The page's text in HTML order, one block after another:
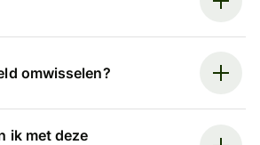
omwisselen?
ik met deze